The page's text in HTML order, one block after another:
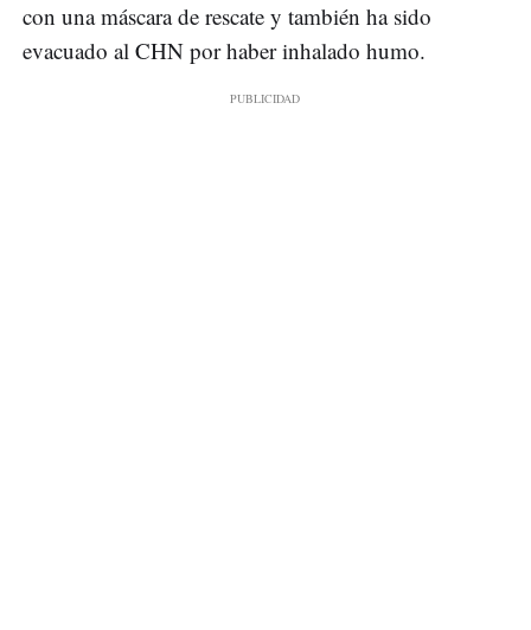
con una máscara de rescate y también ha sido
evacuado al CHN por haber inhalado humo.